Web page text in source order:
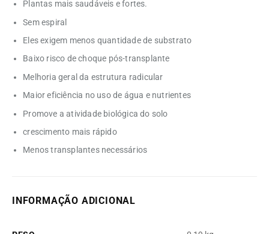
Plantas mais saudáveis ​​e fortes.
Sem espiral
Eles exigem menos quantidade de substrato
Baixo risco de choque pós-transplante
Melhoria geral da estrutura radicular
Maior eficiência no uso de água e nutrientes
Promove a atividade biológica do solo
crescimento mais rápido
Menos transplantes necessários
INFORMAÇÃO ADICIONAL